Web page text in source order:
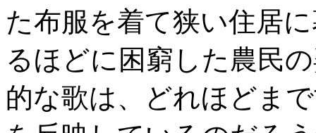
た布服を着て狭い住居
るほどに困窮した農民
的な歌は、どれほどま